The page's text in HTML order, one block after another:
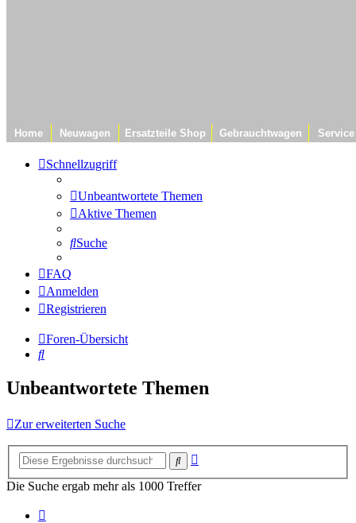
Home Neuwagen Ersatzteile Shop Gebrauchtwagen Service
Schnellzugriff
Unbeantwortete Themen
Aktive Themen
Suche
FAQ
Anmelden
Registrieren
Foren-Übersicht
Suche
Unbeantwortete Themen
Zur erweiterten Suche
Suche
Die Suche ergab mehr als 1000 Treffer